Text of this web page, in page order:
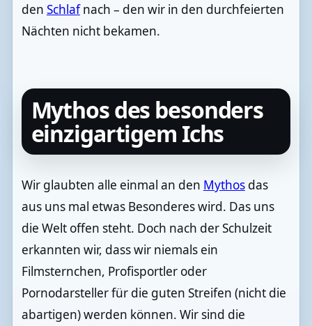
den Schlafnach – den wir in den durchfeierten
Nächten nicht bekamen.
Mythos des besonders
einzigartigem Ichs
Wir glaubten alle einmal an den Mythosdas
aus uns mal etwas Besonderes wird. Das uns
die Welt offen steht. Doch nach der Schulzeit
erkannten wir, dass wir niemals ein
Filmsternchen, Profisportler oder
Pornodarsteller für die guten Streifen (nicht die
abartigen) werden können. Wir sind die